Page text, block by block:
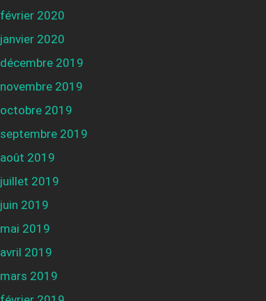
février 2020
janvier 2020
décembre 2019
novembre 2019
octobre 2019
septembre 2019
août 2019
juillet 2019
juin 2019
mai 2019
avril 2019
mars 2019